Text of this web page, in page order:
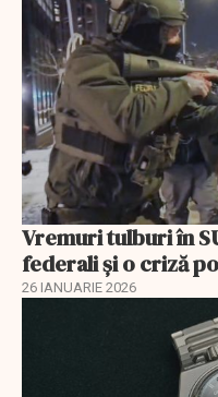
Vremuri tulburi în
federali și o criză
26 IANUARIE 2026